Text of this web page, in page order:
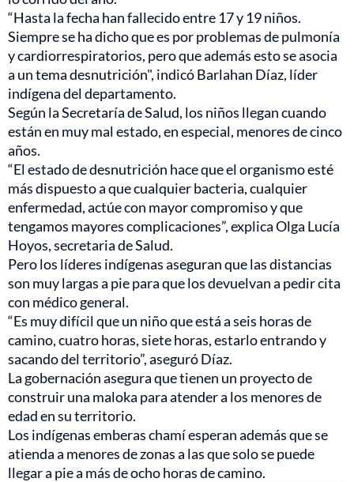
“Hasta la fecha han fallecido entre 17 y 19 niños.
Siempre se ha dicho que es por problemas de pulmonía
y cardiorrespiratorios, pero que además esto se asocia
a un tema desnutrición", indicó Barlahan Díaz, líder
indígena del departamento.
Según la Secretaría de Salud, los niños llegan cuando
están en muy mal estado, en especial, menores de cinco
años.
“El estado de desnutrición hace que el organismo esté
más dispuesto a que cualquier bacteria, cualquier
enfermedad, actúe con mayor compromiso y que
tengamos mayores complicaciones”, explica Olga Lucía
Hoyos, secretaria de Salud.
Pero los líderes indígenas aseguran que las distancias
son muy largas a pie para que los devuelvan a pedir cita
con médico general.
“Es muy difícil que un niño que está a seis horas de
camino, cuatro horas, siete horas, estarlo entrando y
sacando del territorio”, aseguró Díaz.
La gobernación asegura que tienen un proyecto de
construir una maloka para atender a los menores de
edad en su territorio.
Los indígenas emberas chamí esperan además que se
atienda a menores de zonas a las que solo se puede
llegar a pie a más de ocho horas de camino.